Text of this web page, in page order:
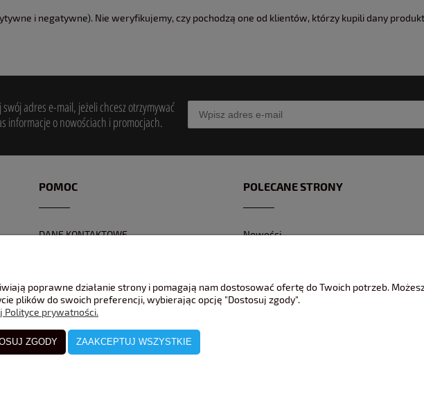
i negatywne). Nie weryfikujemy, czy pochodzą one od klientów, którzy kupili dany
swój adres e-mail, jeżeli chcesz otrzymywać
informacje o nowościach i promocjach.
POMOC
DANE KONTAKTOWE
ZWROTY I REKLAMACJE
POLECANE STRONY
Nowości
poprawne działanie strony i pomagają nam dostosować ofertę do Twoich potrzeb.
plików do swoich preferencji, wybierając opcję "Dostosuj zgody".
Polityce prywatności.
ZGODY ZAAKCEPTUJ WSZYSTKIE